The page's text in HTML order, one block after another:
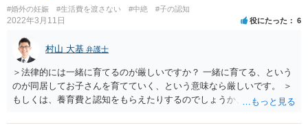
#婚外の妊娠 #生活費を渡さない #中絶 #子の認知
2022年3月11日 役にたった 6
村山 大基 弁護士
＞法律的には一緒に育てるのが厳しいですか？ 一緒に育てる、という
のが同居してお子さんを育てていく、という意味なら厳しいです。 ＞
もしくは、養育費と認知をもらえたりするのでしょうか、 相手が認知
す。 また、認知されたことを前提に、父親として子を養う義務があり